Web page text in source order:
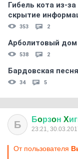
Гибель кота из-
скрытиe
353 2
Арболитовый
538 2
Бардовская
34 5
Б Бoрзoн X
23:21,
От пользователя